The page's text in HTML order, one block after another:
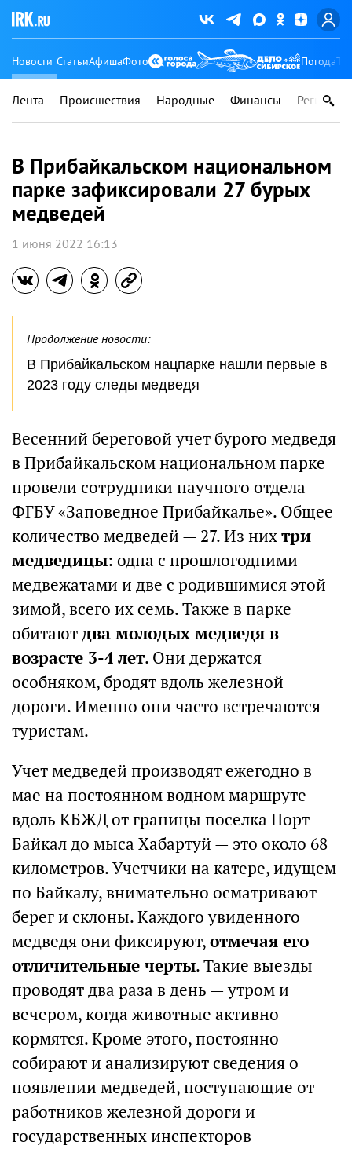
Новости СтатьиАфишаФото Погода
Лента Происшествия Народные Финансы Регионы
В Прибайкальском национальном
парке зафиксировали 27 бурых
медведей
1 июня 2022 16:13
Продолжение новости:
В Прибайкальском нацпарке нашли первые в
2023 году следы медведя
Весенний береговой учет бурого медведя
в Прибайкальском национальном парке
провели сотрудники научного отдела
ФГБУ «Заповедное Прибайкалье». Общее
количество медведей — 27. Из нихтри
медведицы: одна с прошлогодними
медвежатами и две с родившимися этой
зимой, всего их семь. Также в парке
обитаютдва молодых медведя в
возрасте 3-4 лет. Они держатся
особняком, бродят вдоль железной
дороги. Именно они часто встречаются
туристам.
Учет медведей производят ежегодно в
мае на постоянном водном маршруте
вдоль КБЖД от границы поселка Порт
Байкал до мыса Хабартуй — это около 68
километров. Учетчики на катере, идущем
по Байкалу, внимательно осматривают
берег и склоны. Каждого увиденного
медведя они фиксируют,отмечая его
отличительные черты. Такие выезды
проводят два раза в день — утром и
вечером, когда животные активно
кормятся. Кроме этого, постоянно
собирают и анализируют сведения о
появлении медведей, поступающие от
работников железной дороги и
государственных инспекторов